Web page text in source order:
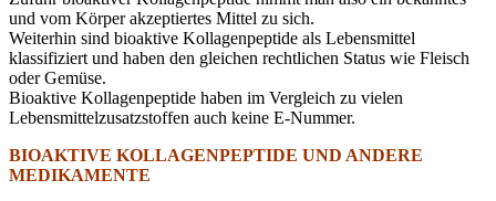
und vom Körper akzeptiertes Mittel zu sich.
Weiterhin sind bioaktive Kollagenpeptide als Lebensmittel
klassifiziert und haben den gleichen rechtlichen Status wie Fleisch
oder Gemüse.
Bioaktive Kollagenpeptide haben im Vergleich zu vielen
Lebensmittelzusatzstoffen auch keine E-Nummer.
BIOAKTIVE KOLLAGENPEPTIDE UND ANDERE
MEDIKAMENTE